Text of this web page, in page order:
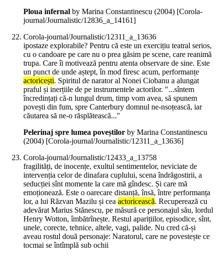
Ploua infernal by Marina Constantinescu (2004) [Corola-
journal/Journalistic/12836_a_14161]
Corola-journal/Journalistic/12311_a_13636
ipostaze explorabile? Pentru că este un exercițiu teatral serios,
cu o candoare pe care nu o prea găsim pe scene, care reanimă
trupa. Care îi motivează pentru atenta observare de sine. Este
un punct de unde aștept, în mod firesc acum, performanțe
actoricești. Spiritul de narator al Nonei Ciobanu a alungat
praful și inerțiile de pe instrumentele actorilor. "...sîntem
încredințați că-n lungul drum, timp vom avea, să spunem
povești din fum, spre Canterbury domnul ne-nsoțească, iar
căutarea să ne-o răsplătească..."
Pelerinaj spre lumea poveștilor by Marina Constantinescu
(2004) [Corola-journal/Journalistic/12311_a_13636]
Corola-journal/Journalistic/12433_a_13758
fragilități, de inocențe, exultul sentimentelor, neviciate de
intervenția celor de dinafara cuplului, scena îndrăgostirii, a
seducției sînt momente la care mă gîndesc. Și care mă
emoționează. Este o oarecare distanță, însă, între performanța
lor, a lui Răzvan Mazilu și cea actoricească. Recuperează cu
adevărat Marius Stănescu, pe măsură ce personajul său, lordul
Henry Wotton, îmbătrînește. Restul aparițiilor, episodice, sînt,
unele, corecte, tehnice, altele, vagi, palide. Nu cred că-și
aveau rostul două personaje: Naratorul, care ne povestește ce
tocmai se întîmplă sub ochii